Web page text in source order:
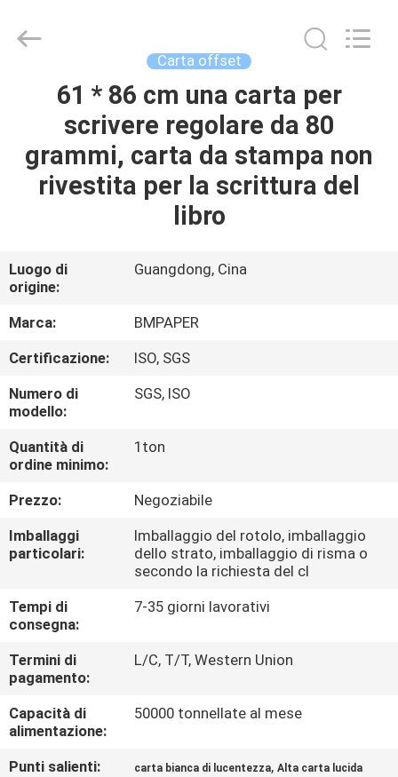
CASA.
PRODOTTI
NOI
VISITA
ALLA
FABBRICA
CONTROLLO
DELLA
QUALITÀ
CONTATTACI
NOTIZIE
CASI
MAPPA
DEL
GUANGZHOU
BMPAPER
Carta offset
61 * 86 cm una carta per
scrivere regolare da 80
grammi, carta da stampa non
rivestita per la scrittura del
libro
Luogo di
origine:
Guangdong, Cina
Marca:
BMPAPER
Certificazione:
ISO, SGS
Numero di
modello:
SGS, ISO
Quantità di
ordine minimo:
1ton
Prezzo:
Negoziabile
Imballaggi
particolari:
Imballaggio del rotolo, imballaggio
dello strato, imballaggio di risma o
secondo la richiesta del cl
Tempi di
consegna:
7-35 giorni lavorativi
Termini di
pagamento:
L/C, T/T, Western Union
Capacità di
alimentazione:
50000 tonnellate al mese
Punti salienti: carta bianca di lucentezza,Alta carta lucida